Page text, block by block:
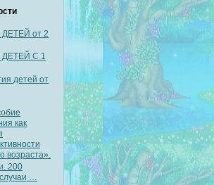
от 2
С 1
детей от
как
возраста».
200
…